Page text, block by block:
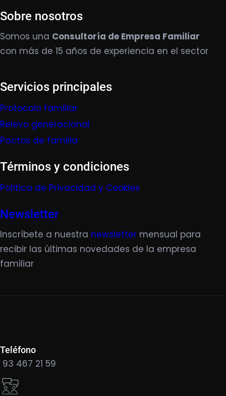
Sobre nosotros
Somos una Consultoría de Empresa Familiar
con más de 15 años de experiencia en el sector
Servicios principales
Protocolo familiar
Relevo generacional
Pactos de familia
Términos y condiciones
Política de Privacidad y Cookies
Newsletter
Inscríbete a nuestra newsletter mensual para
recibir las últimas novedades de la empresa
familiar
Teléfono
93 467 21 59